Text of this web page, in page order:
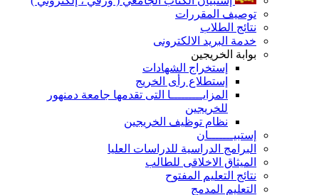
توصيف المقررات
نتائج الطلاب
خدمة البريد الالكترونى
بوابة الخريجين
إستخراج الشهادات
إستطلاع رأى الخريج
المزايـــــــــا التى تقدمها جامعة دمنهور
للخريجين
نظام توظيف الخريجين
إستبيـــــــان
البرامج الدراسية للدراسات العليا
الميثاق الاخلاقى للطالب
نتائج التعليم المفتوح
التعليم المدمج